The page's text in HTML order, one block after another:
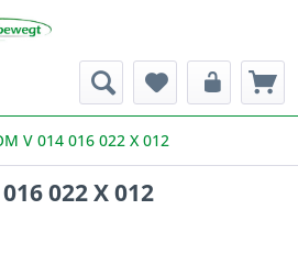
V 014 016 022 X 012
022 X 012